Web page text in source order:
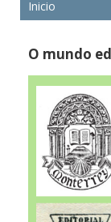
Inicio
O mundo